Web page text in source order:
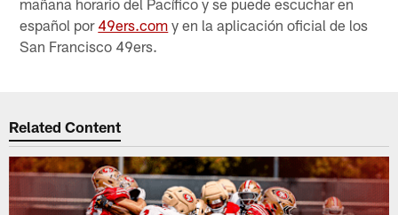
español por 49ers.com y en la aplicación oficial de los
San Francisco 49ers.
Related Content